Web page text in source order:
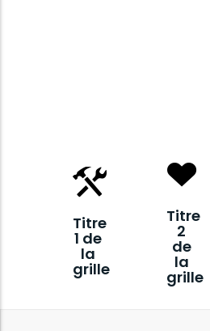
Titre
1 de
la
grille
Titre
2
de
la
grille